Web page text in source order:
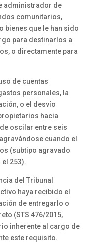
administrador de
comunitarios,
bienes que le han sido
para destinarlos a
o directamente para
de cuentas
personales, la
o el desvío
hacia
oscilar entre seis
cuando el
(subtipo agravado
el 253).
del Tribunal
haya recibido el
de entregarlo o
(STS 476/2015,
inherente al cargo de
este requisito.